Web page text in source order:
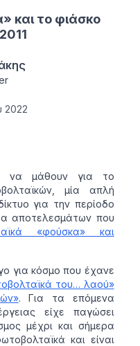
και το φιάσκο
2022
να μάθουν για το
μία απλή
για την περίοδο
αποτελεσμάτων που
«φούσκα» και
για κόσμο που έχανε
του… λαού»
. Για τα επόμενα
είχε παγώσει
μέχρι και σήμερα
και είναι